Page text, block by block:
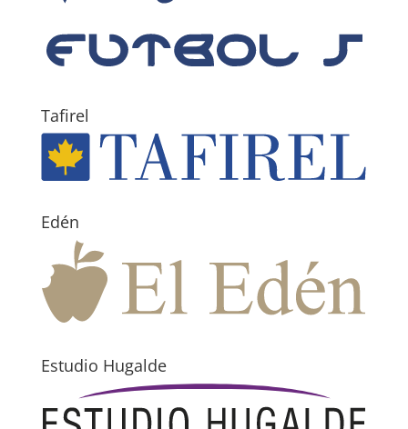
Tafirel
Edén
Estudio Hugalde